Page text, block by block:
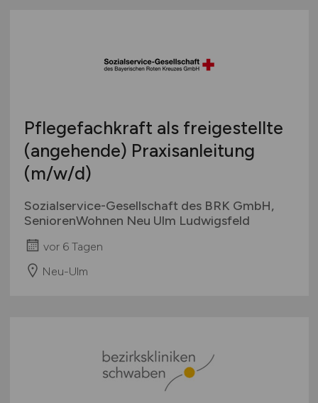
Pflegefachkraft als freigestellte
(angehende) Praxisanleitung
(m/w/d)
Sozialservice-Gesellschaft des BRK GmbH,
SeniorenWohnen Neu Ulm Ludwigsfeld
vor 6 Tagen
Neu-Ulm